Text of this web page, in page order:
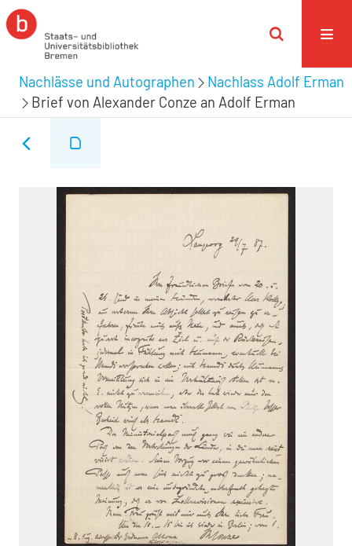
Nachlässe und Autographen
Nachlass Adolf Erman
Brief von Alexander Conze an Adolf Erman